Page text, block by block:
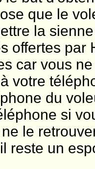
que le
la
offertes par
car vous
votre
du
si
le
reste un